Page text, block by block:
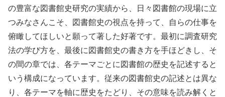
の豊富な図書館史研究の実績から、日々図書館の現場に立
つみなさんこそ、図書館史の視点を持って、自らの仕事を
俯瞰してほしいと願って著した好著です。最初に調査研究
法の学び方を、最後に図書館史の書き方を手ほどきし、そ
の間の章では、各テーマごとに図書館の歴史を記述すると
いう構成になっています。従来の図書館史の記述とは異な
り、各テーマを軸に歴史をたどり、その意味を読み解くと